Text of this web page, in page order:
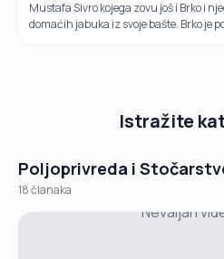
Mustafa Sivro kojega zovu još i Brko i
domaćih jabuka iz svoje bašte. Brko je
Istražite
Poljoprivreda i
18članaka
Nevaljan